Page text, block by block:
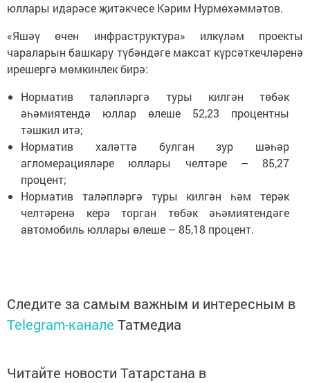
юллары идарәсе җитәкчесе Кәрим Нурмөхәммәтов.
«Яшәү өчен инфраструктура» илкүләм проекты
чараларын башкару түбәндәге максат күрсәткечләренә
ирешергә мөмкинлек бирә:
Норматив таләпләргә туры килгән төбәк
әһәмиятендә юллар өлеше 52,23 процентны
тәшкил итә;
Норматив халәттә булган зур шәһәр
агломерацияләре юллары челтәре – 85,27
процент;
Норматив таләпләргә туры килгән һәм терәк
челтәренә керә торган төбәк әһәмиятендәге
автомобиль юллары өлеше – 85,18 процент.
Следите за самым важным и интересным в
Telegram-канале Татмедиа
Читайте новости Татарстана в